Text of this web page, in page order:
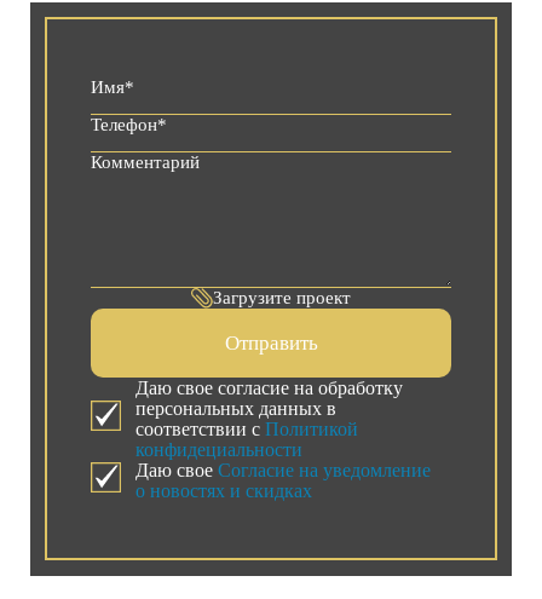
Загрузите проект
Отправить
Даю свое согласие на обработку
персональных данных в
соответствии с Политикой
конфидециальности
Даю свое Согласие на уведомление
о новостях и скидках